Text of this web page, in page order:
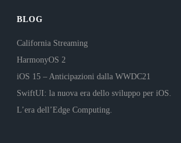
BLOG
California Streaming
HarmonyOS 2
iOS 15 – Anticipazioni dalla WWDC21
SwiftUI: la nuova era dello sviluppo per iOS.
L’era dell’Edge Computing.